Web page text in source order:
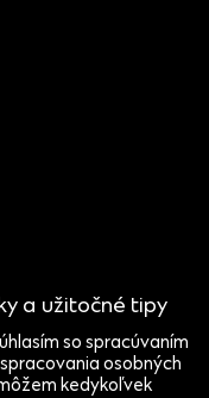
a užitočné tipy
so spracúvaním
osobných
kedykoľvek